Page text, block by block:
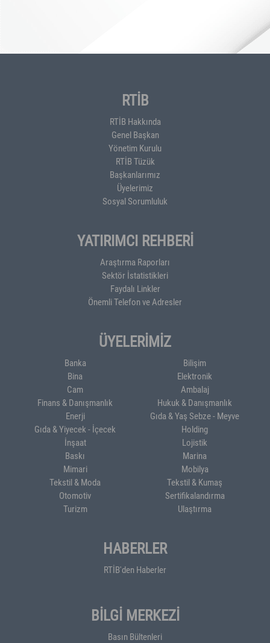
RTİB
RTİB Hakkında
Genel Başkan
Yönetim Kurulu
RTİB Tüzük
Başkanlarımız
Üyelerimiz
Sosyal Sorumluluk
YATIRIMCI REHBERİ
Araştırma Raporları
Sektör İstatistikleri
Faydalı Linkler
Önemli Telefon ve Adresler
ÜYELERİMİZ
Banka
Bilişim
Bina
Elektronik
Cam
Ambalaj
Finans & Danışmanlık
Hukuk & Danışmanlık
Enerji
Gıda & Yaş Sebze - Meyve
Gıda & Yiyecek - İçecek
Holding
İnşaat
Lojistik
Baskı
Marina
Mimari
Mobilya
Tekstil & Moda
Tekstil & Kumaş
Otomotiv
Sertifikalandırma
Turizm
Ulaştırma
HABERLER
RTİB'den Haberler
BİLGİ MERKEZİ
Basın Bültenleri